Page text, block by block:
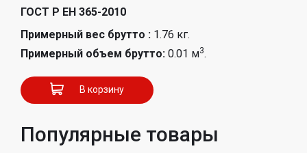
ГОСТ Р ЕН 365-2010
Примерный вес брутто : 1.76 кг.
Примерный объем брутто: 0.01 м3.
В корзину
Популярные товары